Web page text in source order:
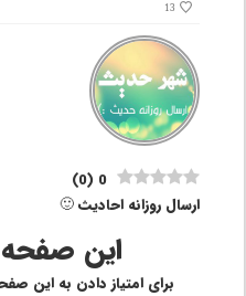
13
0
(
0
)
ارسال روزانه احادیث 🙂
این
برای امتیاز دادن به این